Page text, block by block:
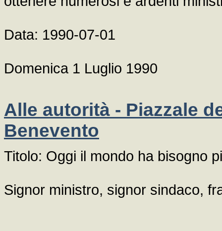
Data: 1990-07-01
Domenica 1 Luglio 1990
Alle autorità - Piazzale
Benevento
Titolo: Oggi il mondo ha bisogno
Signor ministro, signor sindaco,